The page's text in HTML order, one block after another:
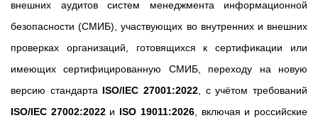
внешних аудитов систем менеджмента информационной
безопасности (СМИБ), участвующих во внутренних и внешних
проверках организаций, готовящихся к сертификации или
имеющих сертифицированную СМИБ, переходу на новую
версию стандарта ISO/IEC 27001:2022 , с учётом требований
ISO/IEC 27002:2022 и ISO 19011:2026, включая и российские